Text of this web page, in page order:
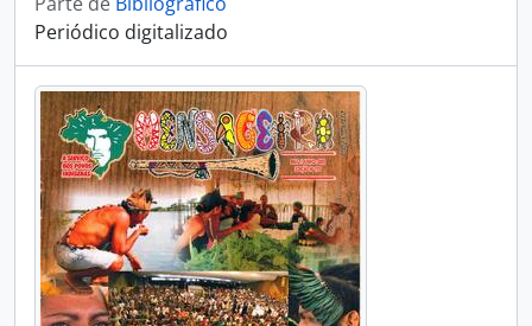
Periódico digitalizado